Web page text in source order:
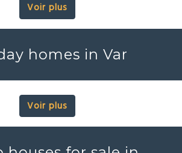
Voir plus
homes in Var
Voir plus